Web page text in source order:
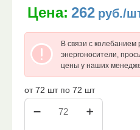
Цена: 262 руб./
В связи с
энергоносители,
цены у наших
от 72 шт по 72 шт